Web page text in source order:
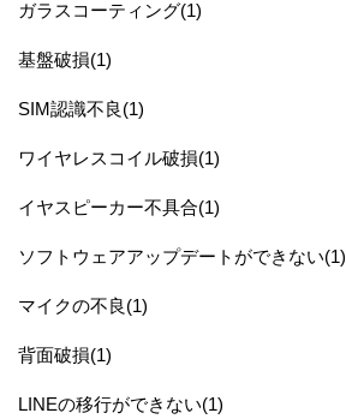
ガラスコーティング(1)
基盤破損(1)
SIM認識不良(1)
ワイヤレスコイル破損(1)
イヤスピーカー不具合(1)
ソフトウェアアップデートができない(1)
マイクの不良(1)
背面破損(1)
LINEの移行ができない(1)